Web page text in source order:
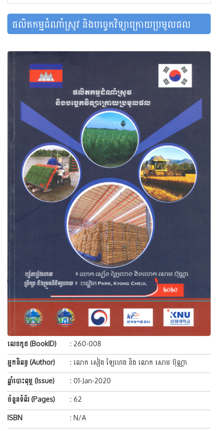
ផលិតកម្មដំណាំស្រូវ និងបច្ចេកវិទ្យាក្រោយប្រមូលផល
លេខកូដ (BookID) : 260-008
អ្នកនិពន្ធ (Author) : លោក សៀង ឡៃហេង និង លោក សោម ប៊ុណ្ណា
ឆ្នាំបោះពុម្ព (Issue) : 01-Jan-2020
ចំនួនទំព័រ (Pages) : 62
ISBN : N/A